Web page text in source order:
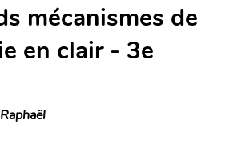
mécanismes de
en clair - 3e